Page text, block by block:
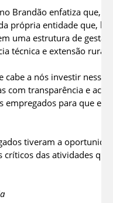
Brandão enfatiza que,
própria entidade que,
uma estrutura de
técnica e extensão rural.
cabe a nós investir
com transparência e
para que
tiveram a
críticos das atividades